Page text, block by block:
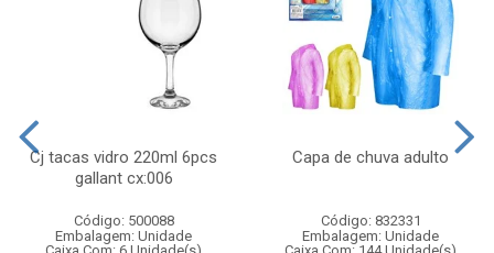
Cj tacas vidro 220ml 6pcs
gallant cx:006
Código: 500088
Embalagem: Unidade
Capa de chuva adulto
Código: 832331
Embalagem: Unidade